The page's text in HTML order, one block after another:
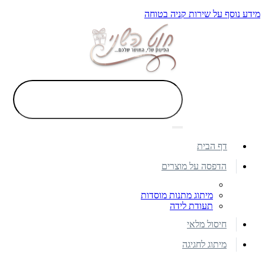
מידע נוסף על שירות קניה בטוחה
דף הבית
הדפסה על מוצרים
מיתוג מתנות מוסדות
תעודת לידה
חיסול מלאי
מיתוג לחגיגה